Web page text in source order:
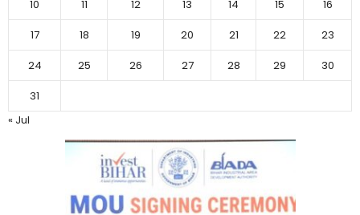
10
11 12 13 14 15
16
17
18 19 20 21 22
23
24
25 26 27 28 29
30
31
« Jul